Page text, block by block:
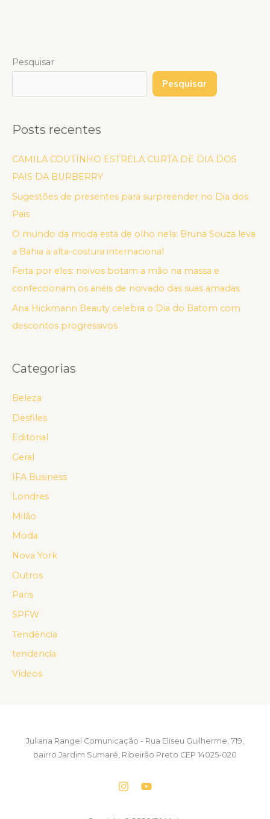
Pesquisar
Pesquisar
Posts recentes
CAMILA COUTINHO ESTRELA CURTA DE DIA DOS
PAIS DA BURBERRY
Sugestões de presentes para surpreender no Dia dos
Pais
O mundo da moda está de olho nela: Bruna Souza leva
a Bahia à alta-costura internacional
Feita por eles: noivos botam a mão na massa e
confeccionam os anéis de noivado das suas amadas
Ana Hickmann Beauty celebra o Dia do Batom com
descontos progressivos
Categorias
Beleza
Desfiles
Editorial
Geral
IFA Business
Londres
Milão
Moda
Nova York
Outros
Paris
SPFW
Tendência
tendencia
Vídeos
Juliana Rangel Comunicação - Rua Eliseu Guilherme, 719,
bairro Jardim Sumaré, Ribeirão Preto CEP 14025-020